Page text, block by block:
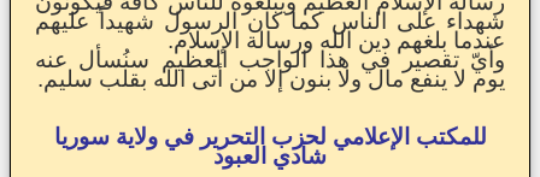
شهداء على الناس كما كان الرسول شهيداً عليهم
عندما بلغهم دين الله ورسالة الإسلام.
وأيّ تقصير في هذا الواجب العظيم سنُسأل عنه
يوم لا ينفع مال ولا بنون إلا من أتى الله بقلب سليم.
للمكتب الإعلامي لحزب التحرير في ولاية سوريا
شادي العبود